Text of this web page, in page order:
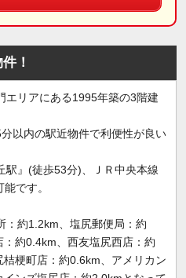
！
エリアにある1995年築の3階建
以内の駅近物件で利便性が良い
駅』(徒歩53分)、ＪＲ中央本線
です。
：約1.2km、塩尻郵便局：約
約0.4km、西友塩尻西店：約
梗町店：約0.6km、アメリカン